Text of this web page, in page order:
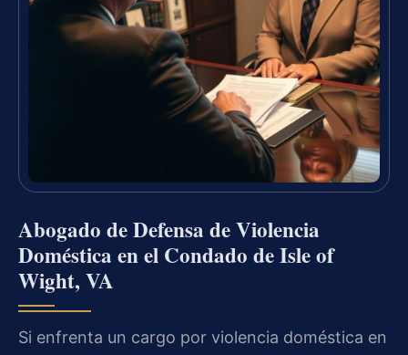
Abogado de Defensa de Violencia
Doméstica en el Condado de Isle of
Wight, VA
Si enfrenta un cargo por violencia doméstica en